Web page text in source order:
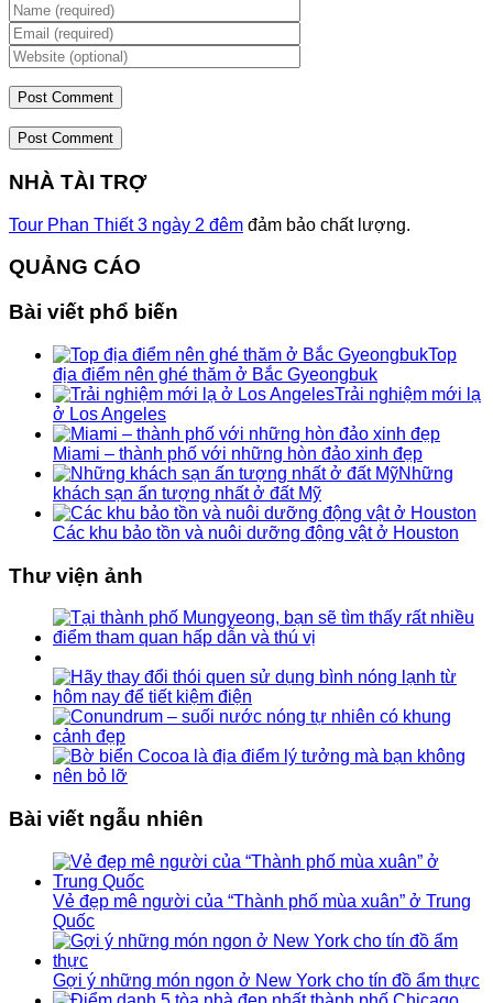
Post Comment
NHÀ TÀI TRỢ
Tour Phan Thiết 3 ngày 2 đêm đảm bảo chất lượng.
QUẢNG CÁO
Bài viết phổ biến
Top
địa điểm nên ghé thăm ở Bắc Gyeongbuk
Trải nghiệm mới lạ
ở Los Angeles
Miami – thành phố với những hòn đảo xinh đẹp
Những
khách sạn ấn tượng nhất ở đất Mỹ
Các khu bảo tồn và nuôi dưỡng động vật ở Houston
Thư viện ảnh
Bài viết ngẫu nhiên
Vẻ đẹp mê người của “Thành phố mùa xuân” ở Trung
Quốc
Gợi ý những món ngon ở New York cho tín đồ ẩm thực